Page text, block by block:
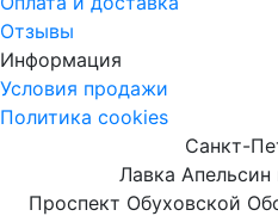
Отзывы
Информация
Условия продажи
Политика cookies
Санкт-
Лавка
Проспект Обуховской